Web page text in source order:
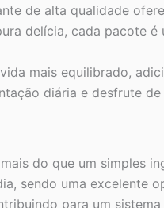
de alta qualidade
delícia, cada pacote
mais equilibrado,
diária e desfrute
do que um simples
sendo uma
para um